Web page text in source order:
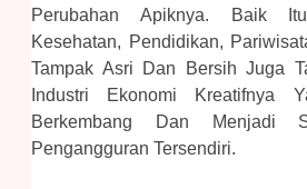
Perubahan Apiknya. Baik
Kesehatan, Pendidikan,
Tampak Asri Dan Bersih Juga
Industri Ekonomi Kreatifnya
Berkembang Dan Menjadi
Pengangguran Tersendiri.